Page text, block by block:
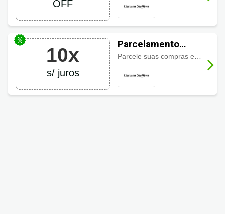
OFF
10x
s/ juros
Parcelamento
Carmen Steffens
juros
Parcele suas compras em até 10 x sem juros. Parcela mínima de 99,90.